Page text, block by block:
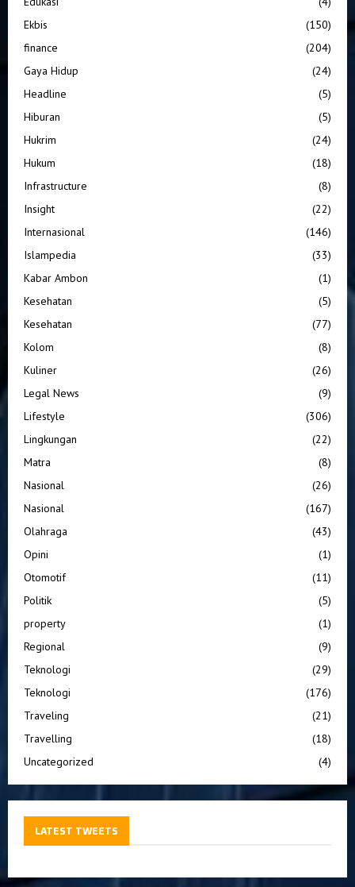
Ekbis
(150)
finance
(204)
Gaya Hidup
(24)
Headline
(5)
Hiburan
(5)
Hukrim
(24)
Hukum
(18)
Infrastructure
(8)
Insight
(22)
Internasional
(146)
Islampedia
(33)
Kabar Ambon
(1)
Kesehatan
(5)
Kesehatan
(77)
Kolom
(8)
Kuliner
(26)
Legal News
(9)
Lifestyle
(306)
Lingkungan
(22)
Matra
(8)
Nasional
(26)
Nasional
(167)
Olahraga
(43)
Opini
(1)
Otomotif
(11)
Politik
(5)
property
(1)
Regional
(9)
Teknologi
(29)
Teknologi
(176)
Traveling
(21)
Travelling
(18)
Uncategorized
(4)
LATEST TWEETS